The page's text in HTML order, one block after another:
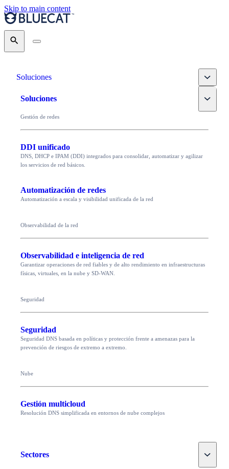
Skip to main content
Search
Soluciones Toggle
Soluciones Toggle
Gestión de redes
DDI unificado
DNS, DHCP e IPAM (DDI) integrados para consolidar, automatizar y agilizar
los servicios de red básicos.
Automatización de redes
Automatización a escala y visibilidad unificada de la red
Observabilidad de la red
Observabilidad e inteligencia de red
Garantizar operaciones de red fiables y de alto rendimiento en infraestructuras
físicas, virtuales, en la nube y SD-WAN.
Seguridad
Seguridad
Seguridad DNS basada en políticas y protección frente a amenazas para la
prevención de riesgos de extremo a extremo.
Nube
Gestión multicloud
Resolución DNS simplificada en entornos de nube complejos
Sectores Toggle